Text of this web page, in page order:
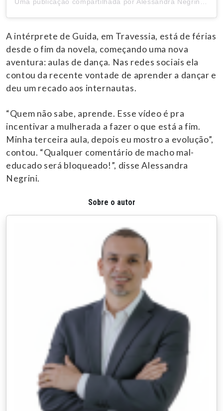
A intérprete de Guida, em Travessia, está de férias
desde o fim da novela, começando uma nova
aventura: aulas de dança. Nas redes sociais ela
contou da recente vontade de aprender a dançar e
deu um recado aos internautas.
“Quem não sabe, aprende. Esse vídeo é pra
incentivar a mulherada a fazer o que está a fim.
Minha terceira aula, depois eu mostro a evolução”,
contou. “Qualquer comentário de macho mal-
educado será bloqueado!”, disse Alessandra
Negrini.
Sobre o autor